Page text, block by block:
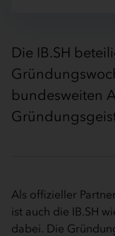
Die IB.SH
bundesweiten
Als offizieller
ist auch die IB.SH
dabei. Die